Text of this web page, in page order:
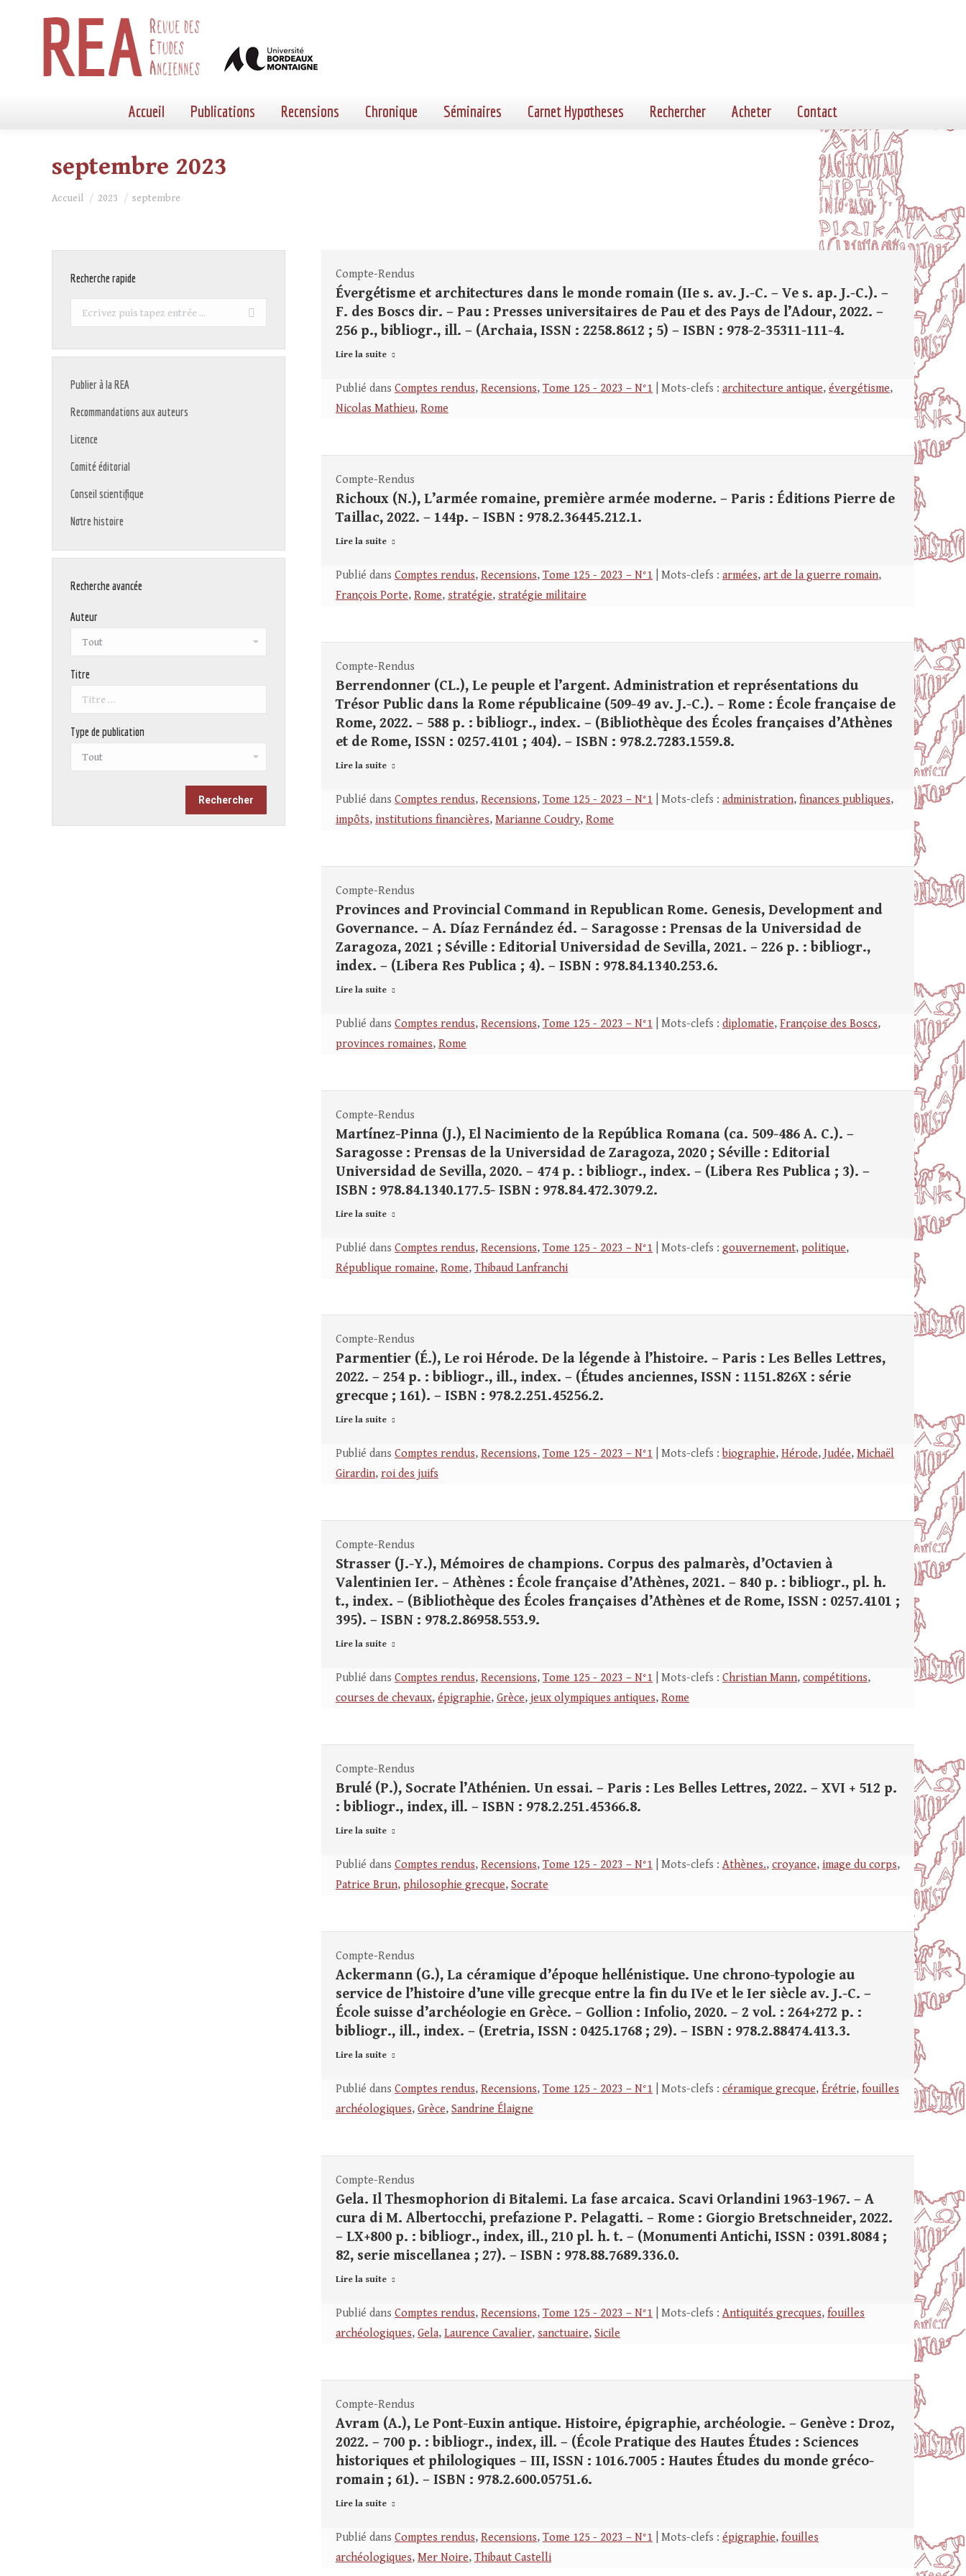
Accueil Publications Recensions Chronique Séminaires Carnet Hypotheses Rechercher Acheter Contact
septembre 2023
Vous êtes ici :
Accueil 2023 septembre
Compte-Rendus
Évergétisme et architectures dans le monde romain (IIe s. av. J.-C. – Ve s. ap. J.-C.). –
F. des Boscs dir. – Pau : Presses universitaires de Pau et des Pays de l’Adour, 2022. –
256 p., bibliogr., ill. – (Archaia, ISSN : 2258.8612 ; 5) – ISBN : 978-2-35311-111-4.
Lire la suite
Publié dans Comptes rendus, Recensions, Tome 125 - 2023 – N°1 | Mots-clefs : architecture antique, évergétisme,
Nicolas Mathieu, Rome
Compte-Rendus
Richoux (N.), L’armée romaine, première armée moderne. – Paris : Éditions Pierre de
Taillac, 2022. – 144p. – ISBN : 978.2.36445.212.1.
Lire la suite
Publié dans Comptes rendus, Recensions, Tome 125 - 2023 – N°1 | Mots-clefs : armées, art de la guerre romain,
François Porte, Rome, stratégie, stratégie militaire
Compte-Rendus
Berrendonner (CL.), Le peuple et l’argent. Administration et représentations du
Trésor Public dans la Rome républicaine (509-49 av. J.-C.). – Rome : École française de
Rome, 2022. – 588 p. : bibliogr., index. – (Bibliothèque des Écoles françaises d’Athènes
et de Rome, ISSN : 0257.4101 ; 404). – ISBN : 978.2.7283.1559.8.
Lire la suite
Publié dans Comptes rendus, Recensions, Tome 125 - 2023 – N°1 | Mots-clefs : administration, finances publiques,
impôts, institutions financières, Marianne Coudry, Rome
Compte-Rendus
Provinces and Provincial Command in Republican Rome. Genesis, Development and
Governance. – A. Díaz Fernández éd. – Saragosse : Prensas de la Universidad de
Zaragoza, 2021 ; Séville : Editorial Universidad de Sevilla, 2021. – 226 p. : bibliogr.,
index. – (Libera Res Publica ; 4). – ISBN : 978.84.1340.253.6.
Lire la suite
Publié dans Comptes rendus, Recensions, Tome 125 - 2023 – N°1 | Mots-clefs : diplomatie, Françoise des Boscs,
provinces romaines, Rome
Compte-Rendus
Martínez-Pinna (J.), El Nacimiento de la República Romana (ca. 509-486 A. C.). –
Saragosse : Prensas de la Universidad de Zaragoza, 2020 ; Séville : Editorial
Universidad de Sevilla, 2020. – 474 p. : bibliogr., index. – (Libera Res Publica ; 3). –
ISBN : 978.84.1340.177.5- ISBN : 978.84.472.3079.2.
Lire la suite
Publié dans Comptes rendus, Recensions, Tome 125 - 2023 – N°1 | Mots-clefs : gouvernement, politique,
République romaine, Rome, Thibaud Lanfranchi
Compte-Rendus
Parmentier (É.), Le roi Hérode. De la légende à l’histoire. – Paris : Les Belles Lettres,
2022. – 254 p. : bibliogr., ill., index. – (Études anciennes, ISSN : 1151.826X : série
grecque ; 161). – ISBN : 978.2.251.45256.2.
Lire la suite
Publié dans Comptes rendus, Recensions, Tome 125 - 2023 – N°1 | Mots-clefs : biographie, Hérode, Judée, Michaël
Girardin, roi des juifs
Compte-Rendus
Strasser (J.-Y.), Mémoires de champions. Corpus des palmarès, d’Octavien à
Valentinien Ier. – Athènes : École française d’Athènes, 2021. – 840 p. : bibliogr., pl. h.
t., index. – (Bibliothèque des Écoles françaises d’Athènes et de Rome, ISSN : 0257.4101 ;
395). – ISBN : 978.2.86958.553.9.
Lire la suite
Publié dans Comptes rendus, Recensions, Tome 125 - 2023 – N°1 | Mots-clefs : Christian Mann, compétitions,
courses de chevaux, épigraphie, Grèce, jeux olympiques antiques, Rome
Compte-Rendus
Brulé (P.), Socrate l’Athénien. Un essai. – Paris : Les Belles Lettres, 2022. – XVI + 512 p.
: bibliogr., index, ill. – ISBN : 978.2.251.45366.8.
Lire la suite
Publié dans Comptes rendus, Recensions, Tome 125 - 2023 – N°1 | Mots-clefs : Athènes., croyance, image du corps,
Patrice Brun, philosophie grecque, Socrate
Compte-Rendus
Ackermann (G.), La céramique d’époque hellénistique. Une chrono-typologie au
service de l’histoire d’une ville grecque entre la fin du IVe et le Ier siècle av. J.-C. –
École suisse d’archéologie en Grèce. – Gollion : Infolio, 2020. – 2 vol. : 264+272 p. :
bibliogr., ill., index. – (Eretria, ISSN : 0425.1768 ; 29). – ISBN : 978.2.88474.413.3.
Lire la suite
Publié dans Comptes rendus, Recensions, Tome 125 - 2023 – N°1 | Mots-clefs : céramique grecque, Érétrie, fouilles
archéologiques, Grèce, Sandrine Élaigne
Compte-Rendus
Gela. Il Thesmophorion di Bitalemi. La fase arcaica. Scavi Orlandini 1963-1967. – A
cura di M. Albertocchi, prefazione P. Pelagatti. – Rome : Giorgio Bretschneider, 2022.
– LX+800 p. : bibliogr., index, ill., 210 pl. h. t. – (Monumenti Antichi, ISSN : 0391.8084 ;
82, serie miscellanea ; 27). – ISBN : 978.88.7689.336.0.
Lire la suite
Publié dans Comptes rendus, Recensions, Tome 125 - 2023 – N°1 | Mots-clefs : Antiquités grecques, fouilles
archéologiques, Gela, Laurence Cavalier, sanctuaire, Sicile
Compte-Rendus
Avram (A.), Le Pont-Euxin antique. Histoire, épigraphie, archéologie. – Genève : Droz,
2022. – 700 p. : bibliogr., index, ill. – (École Pratique des Hautes Études : Sciences
historiques et philologiques – III, ISSN : 1016.7005 : Hautes Études du monde gréco-
romain ; 61). – ISBN : 978.2.600.05751.6.
Lire la suite
Publié dans Comptes rendus, Recensions, Tome 125 - 2023 – N°1 | Mots-clefs : épigraphie, fouilles
archéologiques, Mer Noire, Thibaut Castelli
Recherche rapide
Recherche
Publier à la REA
Recommandations aux auteurs
Licence
Comité éditorial
Conseil scientifique
Notre histoire
Recherche avancée
Auteur
Titre
Type de publication